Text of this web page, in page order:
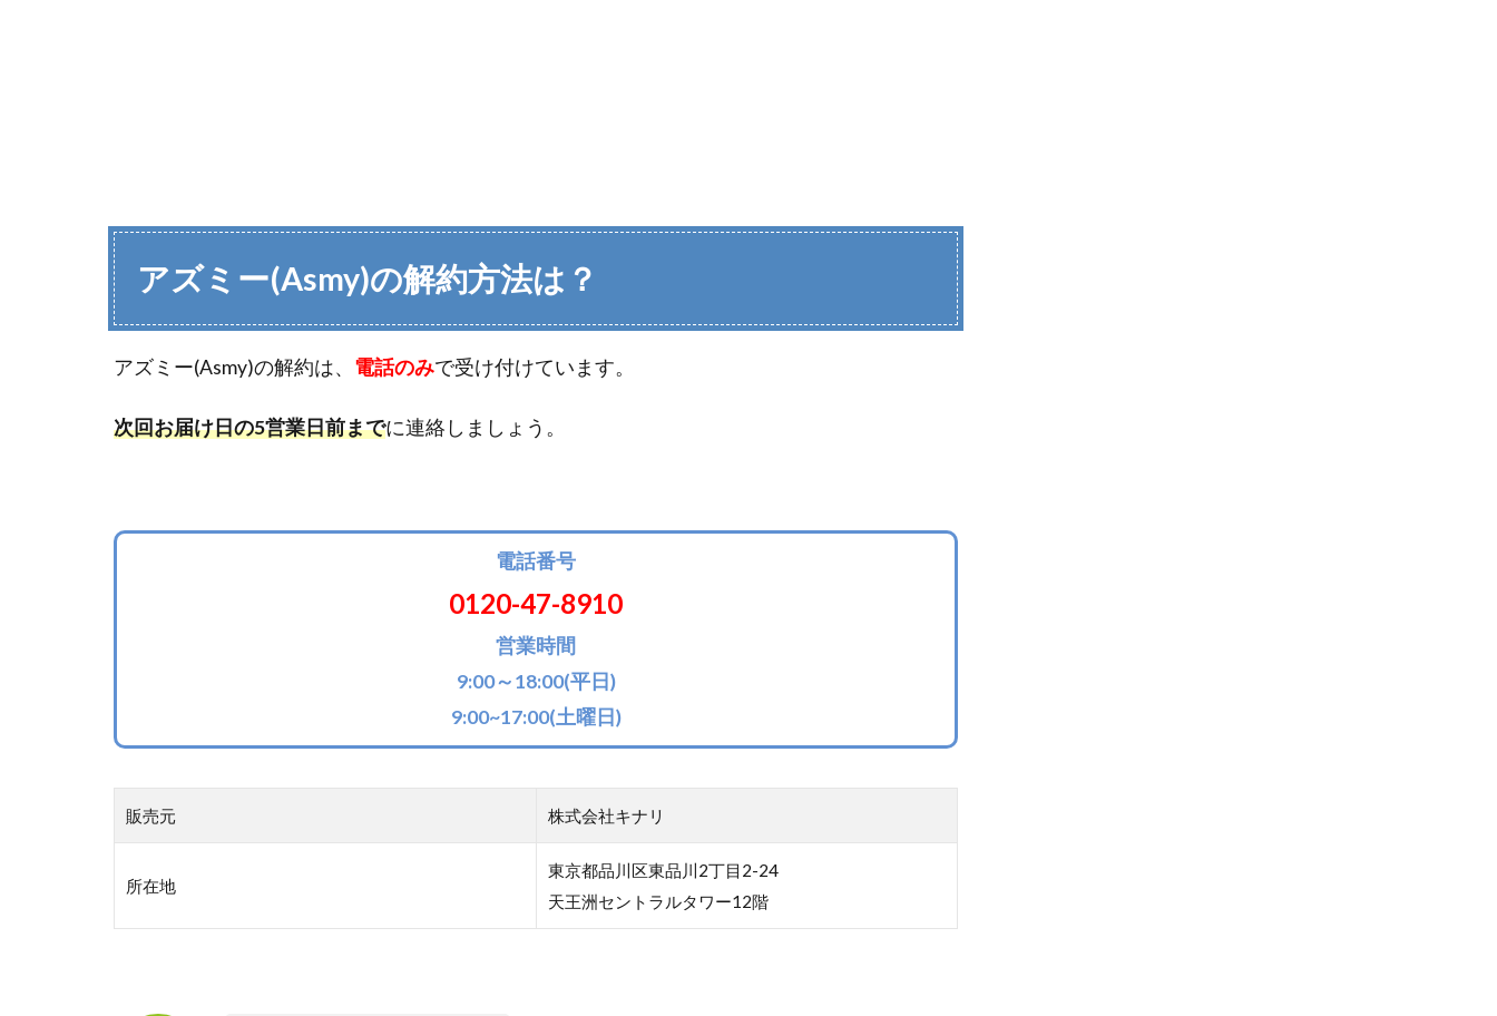
アズミー(Asmy)の解約方法は？
アズミー(Asmy)の解約は、 電話のみで受け付けています。
次回お届け日の5営業日前までに連絡しましょう。
電話番号
0120-47-8910
営業時間
9:00～18:00(平日)
9:00~17:00(土曜日)
販売元 株式会社キナリ
所在地
東京都品川区東品川2丁目2-24
天王洲セントラルタワー12階